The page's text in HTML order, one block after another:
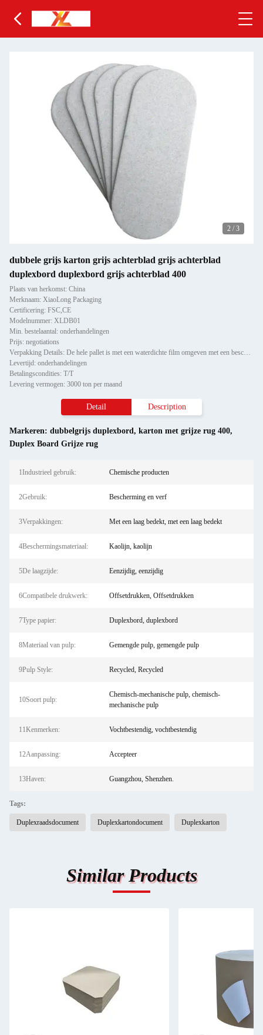
2 / 3
dubbele grijs karton grijs achterblad grijs achterblad
duplexbord duplexbord grijs achterblad 400
Plaats van herkomst: China
Merknaam: XiaoLong Packaging
Certificering: FSC,CE
Modelnummer: XLDB01
Min. bestelaantal: onderhandelingen
Prijs: negotiations
Verpakking Details: De hele pallet is met een waterdichte film omgeven met een beschermmiddel voor de hoek van het papie
Levertijd: onderhandelingen
Betalingscondities: T/T
Levering vermogen: 3000 ton per maand
Detail Description
Markeren: dubbelgrijs duplexbord, karton met grijze rug 400,
Duplex Board Grijze rug
1Industrieel gebruik: Chemische producten
2Gebruik: Bescherming en verf
3Verpakkingen: Met een laag bedekt, met een laag bedekt
4Beschermingsmateriaal: Kaolijn, kaolijn
5De laagzijde: Eenzijdig, eenzijdig
6Compatibele drukwerk: Offsetdrukken, Offsetdrukken
7Type papier: Duplexbord, duplexbord
8Materiaal van pulp: Gemengde pulp, gemengde pulp
9Pulp Style: Recycled, Recycled
10Soort pulp:
Chemisch-mechanische pulp, chemisch-
mechanische pulp
11Kenmerken: Vochtbestendig, vochtbestendig
12Aanpassing: Accepteer
13Haven: Guangzhou, Shenzhen.
Tags:
Duplexraadsdocument Duplexkartondocument Duplexkarton
Similar Products